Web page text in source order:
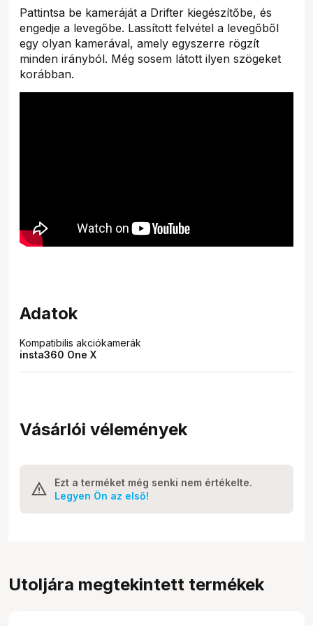
Pattintsa be kameráját a Drifter kiegészítőbe, és
engedje a levegőbe. Lassított felvétel a levegőből
egy olyan kamerával, amely egyszerre rögzít
minden irányból. Még sosem látott ilyen szögeket
korábban.
Adatok
Kompatibilis akciókamerák
insta360 One X
Vásárlói vélemények
Ezt a terméket még senki nem értékelte.
Legyen Ön az első!
Utoljára megtekintett termékek